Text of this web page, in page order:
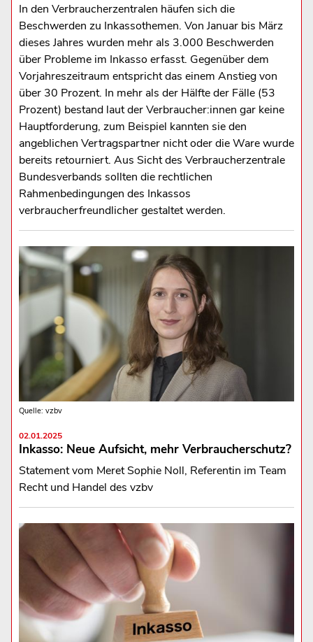
In den Verbraucherzentralen häufen sich die
Beschwerden zu Inkassothemen. Von Januar bis März
dieses Jahres wurden mehr als 3.000 Beschwerden
über Probleme im Inkasso erfasst. Gegenüber dem
Vorjahreszeitraum entspricht das einem Anstieg von
über 30 Prozent. In mehr als der Hälfte der Fälle (53
Prozent) bestand laut der Verbraucher:innen gar keine
Hauptforderung, zum Beispiel kannten sie den
angeblichen Vertragspartner nicht oder die Ware wurde
bereits retourniert. Aus Sicht des Verbraucherzentrale
Bundesverbands sollten die rechtlichen
Rahmenbedingungen des Inkassos
verbraucherfreundlicher gestaltet werden.
Quelle: vzbv
02.01.2025
Inkasso: Neue Aufsicht, mehr Verbraucherschutz?
Statement vom Meret Sophie Noll, Referentin im Team
Recht und Handel des vzbv